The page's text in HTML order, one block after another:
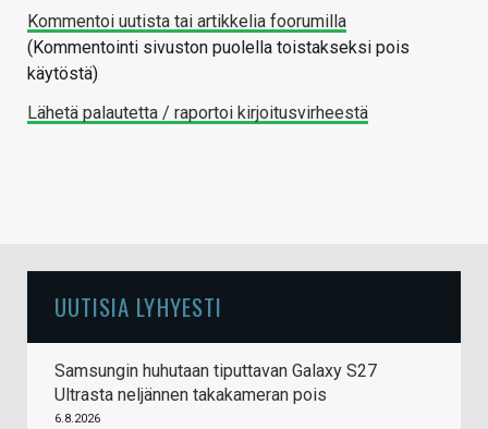
Kommentoi uutista tai artikkelia foorumilla
(Kommentointi sivuston puolella toistakseksi pois
käytöstä)
Lähetä palautetta / raportoi kirjoitusvirheestä
UUTISIA LYHYESTI
Samsungin huhutaan tiputtavan Galaxy S27
Ultrasta neljännen takakameran pois
6.8.2026